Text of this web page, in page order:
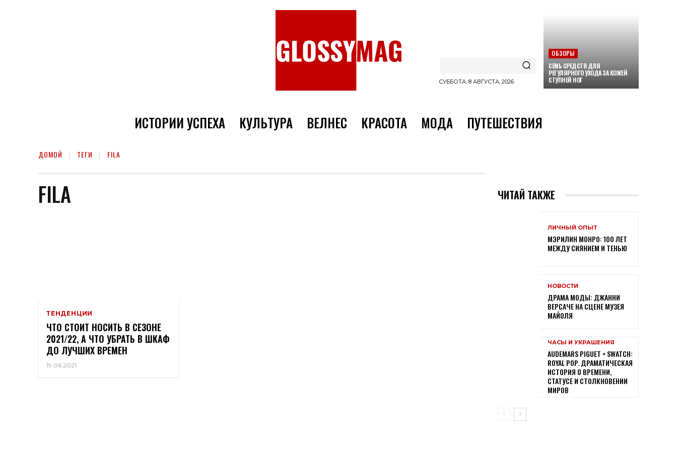
СУББОТА, 8 АВГУСТА, 2026
ОБЗОРЫ
СЕМЬ СРЕДСТВ ДЛЯ
РЕГУЛЯРНОГО УХОДА ЗА КОЖЕЙ
СТУПНЕЙ НОГ
ИСТОРИИ УСПЕХА КУЛЬТУРА ВЕЛНЕС КРАСОТА МОДА ПУТЕШЕСТВИЯ
ДОМОЙ ТЕГИ FILA
FILA
ТЕНДЕНЦИИ
ЧТО СТОИТ НОСИТЬ В СЕЗОНЕ
2021/22, А ЧТО УБРАТЬ В ШКАФ
ДО ЛУЧШИХ ВРЕМЕН
19.06.2021
ЧИТАЙ ТАКЖЕ
ЛИЧНЫЙ ОПЫТ
МЭРИЛИН МОНРО: 100 ЛЕТ
МЕЖДУ СИЯНИЕМ И ТЕНЬЮ
НОВОСТИ
ДРАМА МОДЫ: ДЖАННИ
ВЕРСАЧЕ НА СЦЕНЕ МУЗЕЯ
МАЙОЛЯ
ЧАСЫ И УКРАШЕНИЯ
AUDEMARS PIGUET × SWATCH:
ROYAL POP. ДРАМАТИЧЕСКАЯ
ИСТОРИЯ О ВРЕМЕНИ,
СТАТУСЕ И СТОЛКНОВЕНИИ
МИРОВ